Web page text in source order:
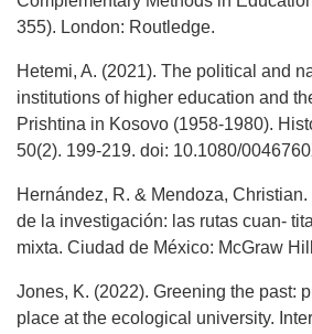
355). London: Routledge.
Hetemi, A. (2021). The political and
institutions of higher education and
Prishtina in Kosovo (1958-1980).
50(2). 199-219. doi: 10.1080/
Hernández, R. & Mendoza,
de la investigación: las rutas cuan-
mixta. Ciudad de México: McGraw
Jones, K. (2022). Greening the past:
place at the ecological university.